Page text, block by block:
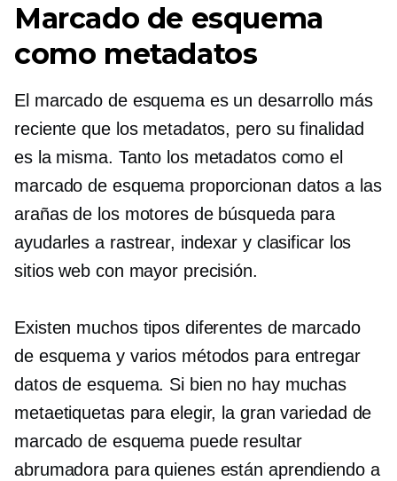
Marcado de esquema
como metadatos
El marcado de esquema es un desarrollo más
reciente que los metadatos, pero su finalidad
es la misma. Tanto los metadatos como el
marcado de esquema proporcionan datos a las
arañas de los motores de búsqueda para
ayudarles a rastrear, indexar y clasificar los
sitios web con mayor precisión.
Existen muchos tipos diferentes de marcado
de esquema y varios métodos para entregar
datos de esquema. Si bien no hay muchas
metaetiquetas para elegir, la gran variedad de
marcado de esquema puede resultar
abrumadora para quienes están aprendiendo a